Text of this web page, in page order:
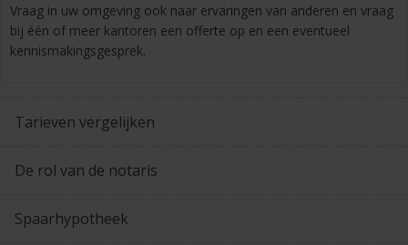
Tarieven vergelijken
De rol van de notaris
Spaarhypotheek
Vraag in uw omgeving ook naar ervaringen van anderen en vraag
bij één of meer kantoren een offerte op en een eventueel
kennismakingsgesprek.